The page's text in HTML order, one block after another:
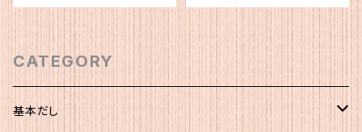
CATEGORY
基本だし